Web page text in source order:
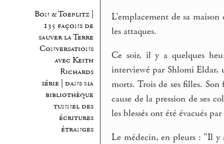
Bon & Toeplitz |
135 façons de
sauver la Terre
Conversations
avec Keith
Richards
série | dans ma
bibliothèque
tunnel des
écritures
étranges
L’emplacement de sa
les attaques.
Ce soir, il y a quelques
interviewé par Shlomi Eldar,
morts. Trois de ses filles.
cause de la pression de ses
les blessés ont été évacués
Le médecin, en pleurs : "Il y